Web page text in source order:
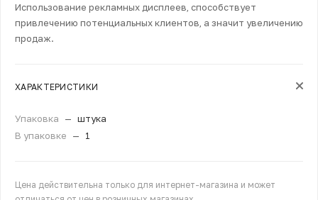
Использование рекламных дисплеев, способствует
привлечению потенциальных клиентов, а значит увеличению
продаж.
ХАРАКТЕРИСТИКИ
Упаковка — штука
В упаковке
— 1
Цена действительна только для интернет-магазина и может